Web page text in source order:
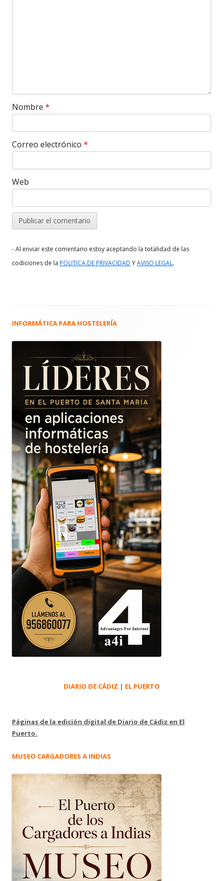
Nombre *
Correo electrónico *
Web
- Al enviar este comentario estoy aceptando la totalidad de las
codiciones de la POLITICA DE PRIVACIDAD YAVISO LEGAL.
Barra
principal
INFORMÁTICA PARA HOSTELERÍA
DIARIO DE CÁDIZ | EL PUERTO
Páginas de la edición digital de Diario de Cádiz en El
Puerto.
MUSEO CARGADORES A INDIAS